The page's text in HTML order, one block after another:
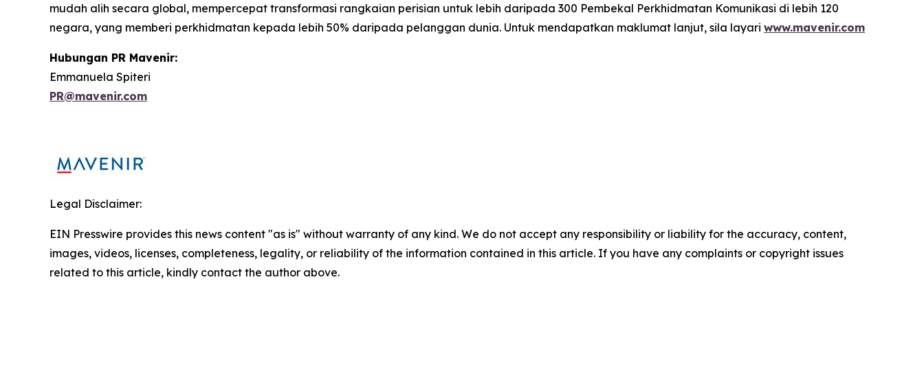
mudah alih secara global, mempercepat transformasi rangkaian perisian untuk lebih daripada 300 Pembekal Perkhidmatan Komunikasi di lebih 120
negara, yang memberi perkhidmatan kepada lebih 50% daripada pelanggan dunia. Untuk mendapatkan maklumat lanjut, sila layari www.mavenir.com
Hubungan PR Mavenir:
Emmanuela Spiteri
PR@mavenir.com
Legal Disclaimer:
EIN Presswire provides this news content "as is" without warranty of any kind. We do not accept any responsibility or liability for the accuracy, content,
images, videos, licenses, completeness, legality, or reliability of the information contained in this article. If you have any complaints or copyright issues
related to this article, kindly contact the author above.